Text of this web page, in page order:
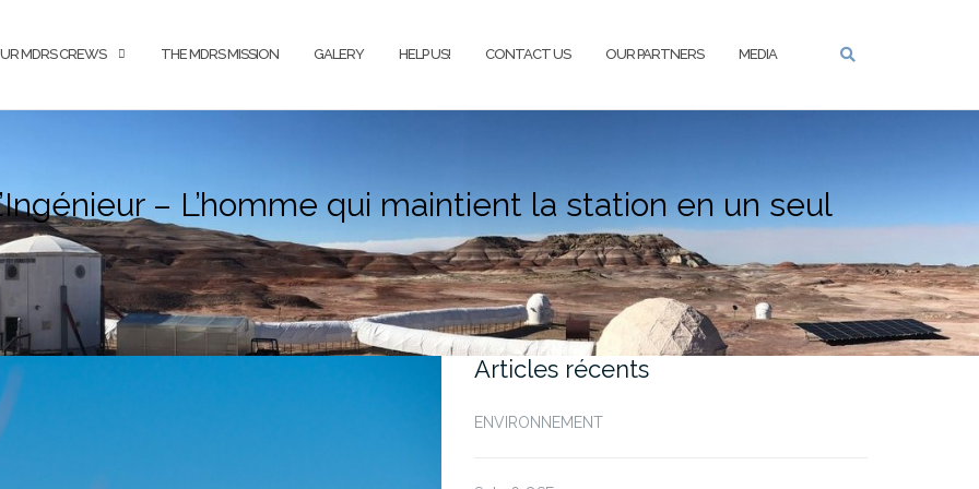
MDRS CREWS THE MDRS MISSION GALERY HELP US! CONTACT US OUR PARTNERS MEDIA
– L’homme qui maintient la station en un seul
Articles récents
ENVIRONNEMENT